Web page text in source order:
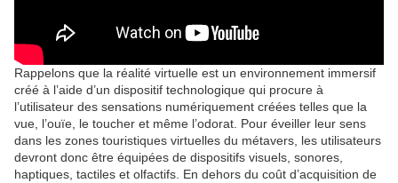
Rappelons que la réalité virtuelle est un environnement immersif
créé à l’aide d’un dispositif technologique qui procure à
l’utilisateur des sensations numériquement créées telles que la
vue, l’ouïe, le toucher et même l’odorat. Pour éveiller leur sens
dans les zones touristiques virtuelles du métavers, les utilisateurs
devront donc être équipées de dispositifs visuels, sonores,
haptiques, tactiles et olfactifs. En dehors du coût d’acquisition de